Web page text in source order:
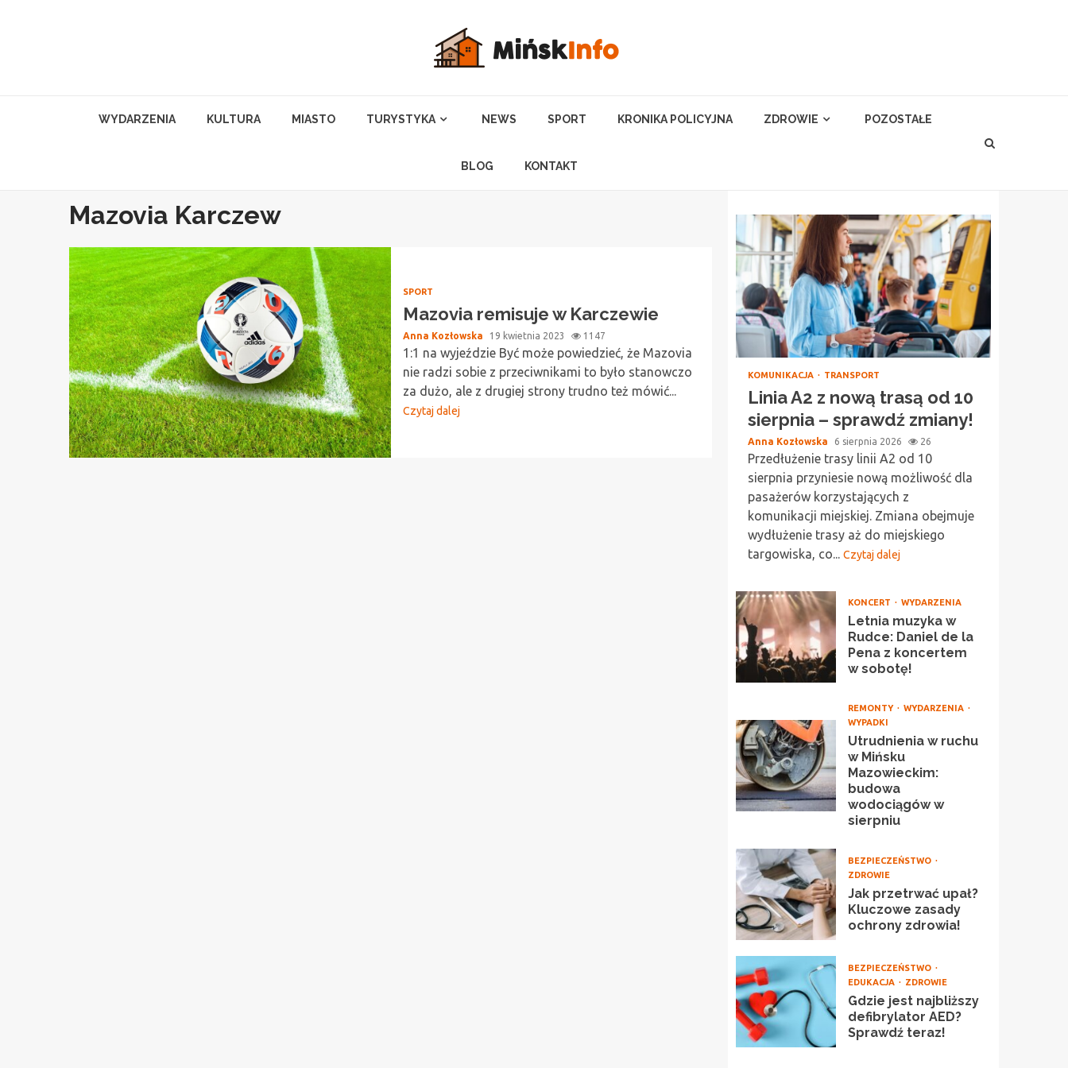
WYDARZENIA KULTURA MIASTO TURYSTYKA NEWS SPORT KRONIKA POLICYJNA ZDROWIE POZOSTAŁE
BLOG KONTAKT
Mazovia Karczew
SPORT
Mazovia remisuje w Karczewie
Anna Kozłowska 19 kwietnia 2023 1147
1:1 na wyjeździe Być może powiedzieć, że Mazovia
nie radzi sobie z przeciwnikami to było stanowczo
za dużo, ale z drugiej strony trudno też mówić...
Czytaj dalej
KOMUNIKACJA TRANSPORT
Linia A2 z nową trasą od 10
sierpnia – sprawdź zmiany!
Anna Kozłowska 6 sierpnia 2026 26
Przedłużenie trasy linii A2 od 10
sierpnia przyniesie nową możliwość dla
pasażerów korzystających z
komunikacji miejskiej. Zmiana obejmuje
wydłużenie trasy aż do miejskiego
targowiska, co... Czytaj dalej
KONCERT WYDARZENIA
Letnia muzyka w
Rudce: Daniel de la
Pena z koncertem
w sobotę!
REMONTY
WYDARZENIA
WYPADKI
Utrudnienia w ruchu
w Mińsku
Mazowieckim:
budowa
wodociągów w
sierpniu
BEZPIECZEŃSTWO
ZDROWIE
Jak przetrwać upał?
Kluczowe zasady
ochrony zdrowia!
BEZPIECZEŃSTWO
EDUKACJA
ZDROWIE
Gdzie jest najbliższy
defibrylator AED?
Sprawdź teraz!